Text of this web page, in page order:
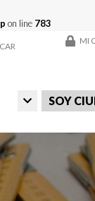
on line 783
MI
SOY